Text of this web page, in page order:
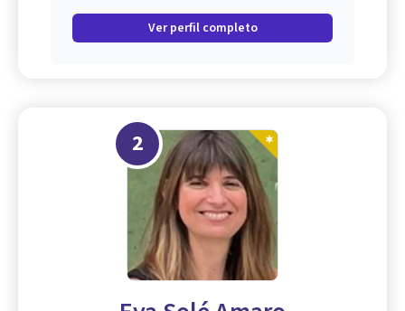
Ver perfil completo
2